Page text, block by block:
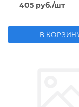
405 руб./шт
В